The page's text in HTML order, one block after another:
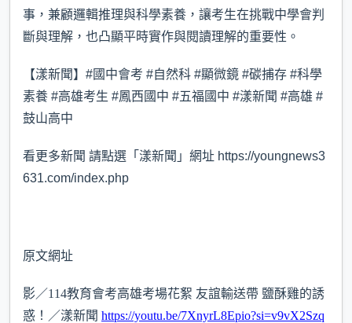
事，兼顧邏輯推理與科學素養，讓考生在挑戰中學會判
斷與理解，也凸顯平時實作與閱讀理解的重要性。
【漾新聞】#國中會考 #自然科 #顯微鏡 #碳捕存 #科學
素養 #高雄考生 #鳳西國中 #五福國中 #漾新聞 #高雄 #
鼓山高中
看更多新聞 請點選「漾新聞」網址 https://youngnews3
631.com/index.php
原文網址
影／114教育會考高雄考場花絮 友誼輸送帶 鹽酥雞的誘
惑！／漾新聞 https://youtu.be/7XnyrL8Epio?si=v9vX2Szq